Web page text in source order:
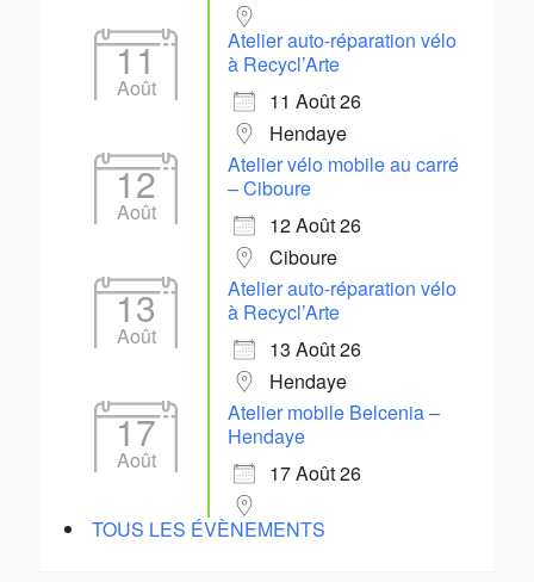
11
Août
Atelier auto-réparation vélo
à Recycl’Arte
11 Août 26
Hendaye
12
Août
Atelier vélo mobile au carré
– Ciboure
12 Août 26
Ciboure
13
Août
Atelier auto-réparation vélo
à Recycl’Arte
13 Août 26
Hendaye
17
Août
Atelier mobile Belcenia –
Hendaye
17 Août 26
TOUS LES ÉVÈNEMENTS